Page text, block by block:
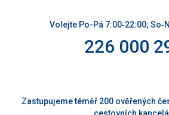
Volejte Po-Pá 7:00‑22:00;
226 000
Zastupujeme téměř 200 ověřených